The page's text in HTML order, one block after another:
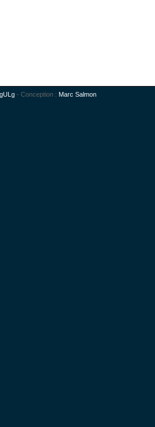
- Conception : Marc Salmon